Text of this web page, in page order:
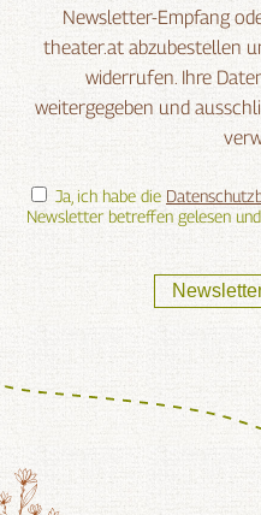
Newsletter-Empfang
theater.at abzubestellen
widerrufen. Ihre
weitergegeben und
Ja, ich habe die
Newsletter betreffen gelesen